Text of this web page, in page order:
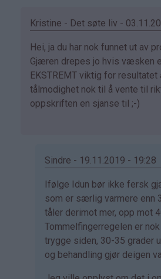
Kristine - Det søte liv -
Som
svar
på
av
Eli
Hei, ja du har nok funnet ut av
Gjæren drepes jo hvis væsken
EKSTREMT viktig for resultatet
tålmodighet nok til å vente til
oppskriften en sjanse til ;-)
Sindre - 19.11.2019 - 19:28
Som
svar
på
av
Kristine
-
Ifølge Idun bør ikke fersk
som er særlig varmere enn
tåler derimot mer, opp mot
Tommelfingerregelen er
trygge siden, 30-35 grader
og behandling gjør deigen